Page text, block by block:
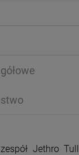
Jethro